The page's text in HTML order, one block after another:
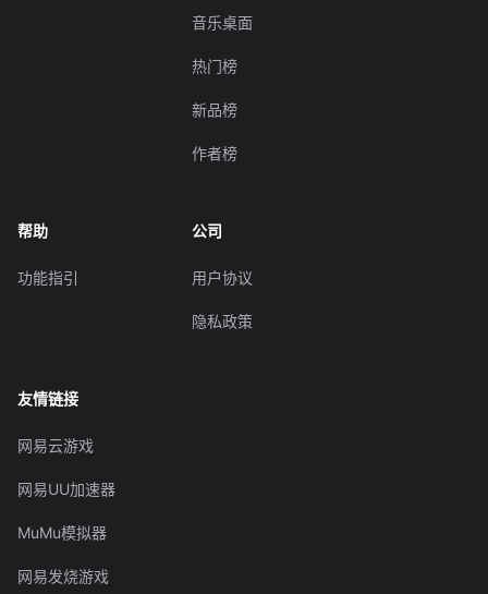
音乐桌面
热门榜
新品榜
作者榜
帮助
功能指引
公司
用户协议
隐私政策
友情链接
网易云游戏
网易UU加速器
MuMu模拟器
网易发烧游戏